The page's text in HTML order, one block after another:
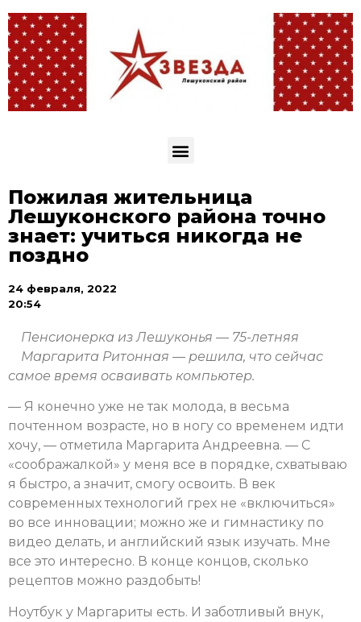
Пожилая жительница
Лешуконского района точно
знает: учиться никогда не
поздно
24 февраля, 2022
20:54
Пенсионерка из Лешуконья — 75-летняя
Маргарита Ритонная — решила, что сейчас
самое время осваивать компьютер.
— Я конечно уже не так молода, в весьма
почтенном возрасте, но в ногу со временем идти
хочу, — отметила Маргарита Андреевна. — С
«соображалкой» у меня все в порядке, схватываю
я быстро, а значит, смогу освоить. В век
современных технологий грех не «включиться»
во все инновации; можно же и гимнастику по
видео делать, и английский язык изучать. Мне
все это интересно. В конце концов, сколько
рецептов можно раздобыть!
Ноутбук у Маргариты есть. И заботливый внук,